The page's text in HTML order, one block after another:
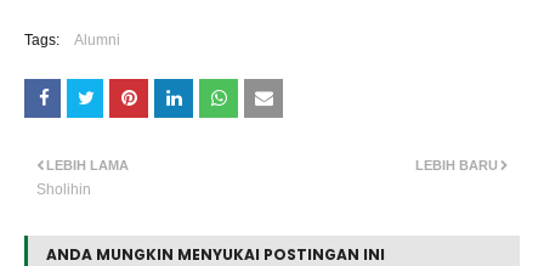
Tags: Alumni
LEBIH BARU
LEBIH LAMA
Sholihin
ANDA MUNGKIN MENYUKAI POSTINGAN INI